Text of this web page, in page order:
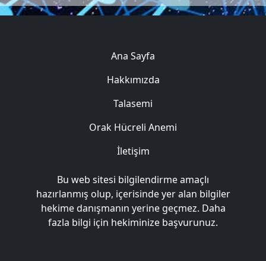
Ana Sayfa
Hakkımızda
Talasemi
Orak Hücreli Anemi
İletişim
Bu web sitesi bilgilendirme amaçlı
hazırlanmış olup, içerisinde yer alan bilgiler
hekime danışmanın yerine geçmez. Daha
fazla bilgi için hekiminize başvurunuz.